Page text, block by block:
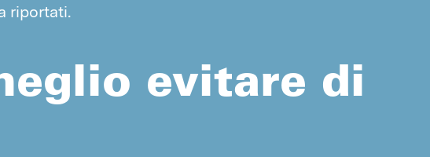
riportati.
evitare di